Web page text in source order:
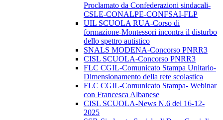
Proclamato da Confederazioni sindacali-
CSLE-CONALPE-CONFSAI-FLP
UIL SCUOLA RUA-Corso di
formazione-Montessori incontra il disturbo
dello spettro autistico
SNALS MODENA-Concorso PNRR3
CISL SCUOLA-Concorso PNRR3
FLC CGIL-Comunicato Stampa Unitario-
Dimensionamento della rete scolastica
FLC CGIL-Comunicato Stampa- Webinar
con Francesca Albanese
CISL SCUOLA-News N.6 del 16-12-
2025